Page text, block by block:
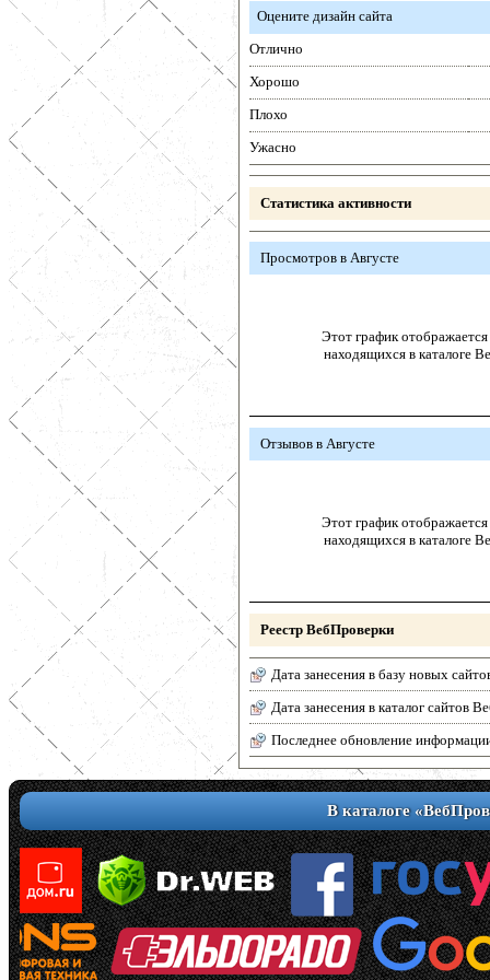
Оцените дизайн сайта
Отлично
Хорошо
Плохо
Ужасно
Статистика активности
Просмотров в Августе
Этот график отображается
находящихся в каталоге
Отзывов в Августе
Этот график отображается
находящихся в каталоге
Реестр ВебПроверки
Дата занесения в базу новых
Дата занесения в каталог сайтов
Последнее обновление
В каталоге